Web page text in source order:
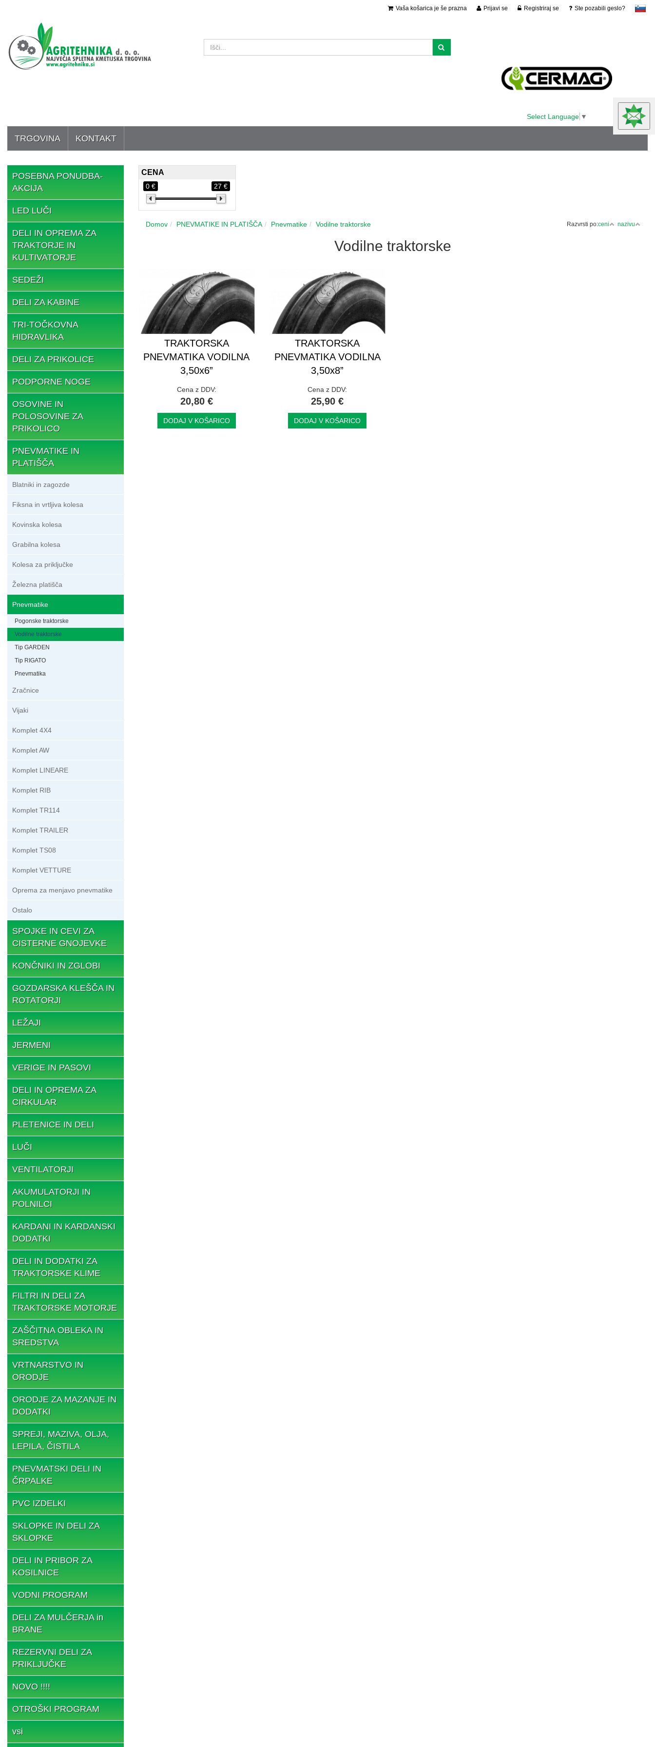
slovensko
Prijavi se Registriraj se Ste pozabili geslo?
Vaša košarica je še prazna
Select Language ▼
TRGOVINA KONTAKT
POSEBNA PONUDBA-
AKCIJA
LED LUČI
DELI IN OPREMA ZA
TRAKTORJE IN
KULTIVATORJE
SEDEŽI
DELI ZA KABINE
TRI-TOČKOVNA
HIDRAVLIKA
DELI ZA PRIKOLICE
PODPORNE NOGE
OSOVINE IN
POLOSOVINE ZA
PRIKOLICO
PNEVMATIKE IN
PLATIŠČA
Blatniki in zagozde
Fiksna in vrtljiva kolesa
Kovinska kolesa
Grabilna kolesa
Kolesa za priključke
Železna platišča
Pnevmatike
Pogonske traktorske
Vodilne traktorske
Tip GARDEN
Tip RIGATO
Pnevmatika
Zračnice
Vijaki
Komplet 4X4
Komplet AW
Komplet LINEARE
Komplet RIB
Komplet TR114
Komplet TRAILER
Komplet TS08
Komplet VETTURE
Oprema za menjavo pnevmatike
Ostalo
SPOJKE IN CEVI ZA
CISTERNE GNOJEVKE
KONČNIKI IN ZGLOBI
GOZDARSKA KLEŠČA IN
ROTATORJI
LEŽAJI
JERMENI
VERIGE IN PASOVI
DELI IN OPREMA ZA
CIRKULAR
PLETENICE IN DELI
LUČI
VENTILATORJI
AKUMULATORJI IN
POLNILCI
KARDANI IN KARDANSKI
DODATKI
DELI IN DODATKI ZA
TRAKTORSKE KLIME
FILTRI IN DELI ZA
TRAKTORSKE MOTORJE
ZAŠČITNA OBLEKA IN
SREDSTVA
VRTNARSTVO IN
ORODJE
ORODJE ZA MAZANJE IN
DODATKI
SPREJI, MAZIVA, OLJA,
LEPILA, ČISTILA
PNEVMATSKI DELI IN
ČRPALKE
PVC IZDELKI
SKLOPKE IN DELI ZA
SKLOPKE
DELI IN PRIBOR ZA
KOSILNICE
VODNI PROGRAM
DELI ZA MULČERJA in
BRANE
REZERVNI DELI ZA
PRIKLJUČKE
NOVO !!!!
OTROŠKI PROGRAM
vsi
CENA
0 € 27 €
Domov PNEVMATIKE IN PLATIŠČA Pnevmatike Vodilne traktorske Razvrsti po:ceni nazivu
Vodilne traktorske
TRAKTORSKA
PNEVMATIKA VODILNA
3,50x6”
Cena z DDV:
20,80 €
DODAJ V KOŠARICO
TRAKTORSKA
PNEVMATIKA VODILNA
3,50x8”
Cena z DDV:
25,90 €
DODAJ V KOŠARICO